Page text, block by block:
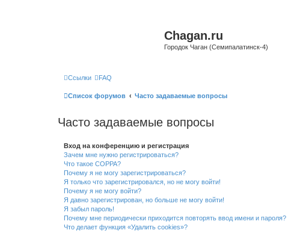
Chagan.ru
Городок Чаган (Семипалатинск-4)
Ссылки FAQ
Список форумов Часто задаваемые вопросы
Часто задаваемые вопросы
Вход на конференцию и регистрация
Зачем мне нужно регистрироваться?
Что такое COPPA?
Почему я не могу зарегистрироваться?
Я только что зарегистрировался, но не могу войти!
Почему я не могу войти?
Я давно зарегистрирован, но больше не могу войти!
Я забыл пароль!
Почему мне периодически приходится повторять ввод имени и пароля?
Что делает функция «Удалить cookies»?